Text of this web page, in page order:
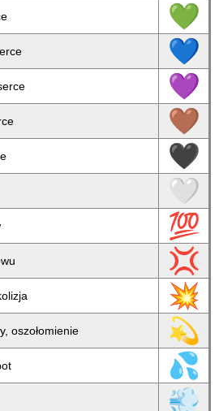
💚
💙
💜
🤎
🖤
🤍
💯
💢
💥
oszołomienie 💫
💦
💨